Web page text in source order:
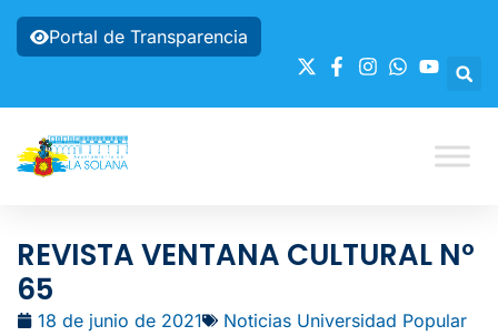
Portal de Transparencia
REVISTA VENTANA CULTURAL Nº
65
18 de junio de 2021 Noticias Universidad Popular